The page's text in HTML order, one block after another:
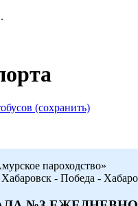
(сохранить)
пароходство»
- Победа -